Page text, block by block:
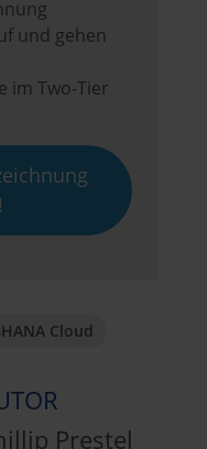
und gehen
im Two-Tier
Cloud
Prestel